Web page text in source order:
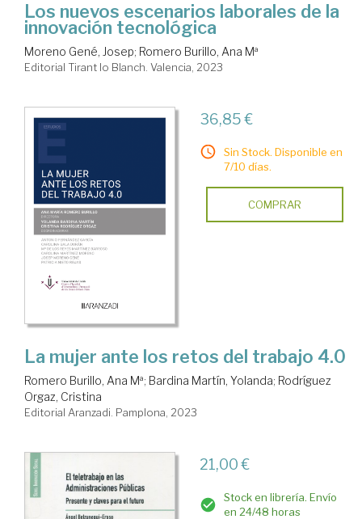
Los nuevos escenarios laborales de la
innovación tecnológica
Moreno Gené, Josep; Romero Burillo, Ana Mª
Editorial Tirant lo Blanch. Valencia, 2023
36,85 €
Sin Stock. Disponible en
7/10 días.
COMPRAR
La mujer ante los retos del trabajo 4.0
Romero Burillo, Ana Mª; Bardina Martín, Yolanda; Rodríguez
Orgaz, Cristina
Editorial Aranzadi. Pamplona, 2023
21,00 €
Stock en librería. Envío
en 24/48 horas